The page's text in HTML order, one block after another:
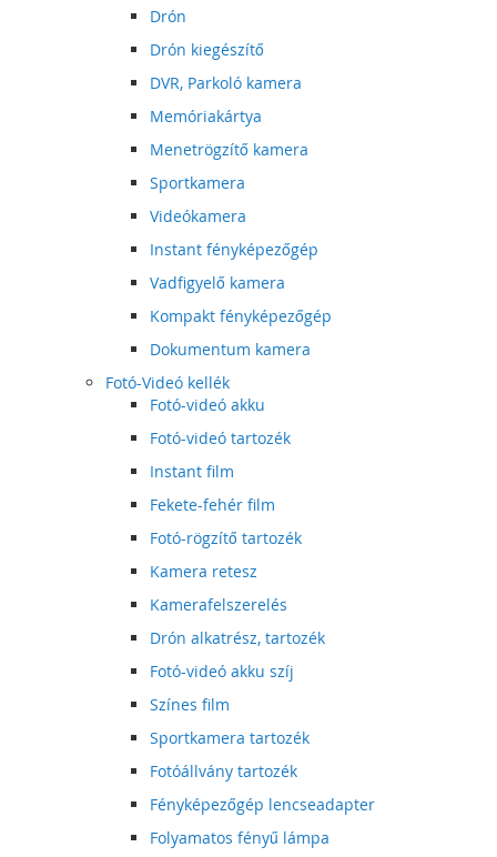
Drón
Drón kiegészítő
DVR, Parkoló kamera
Memóriakártya
Menetrögzítő kamera
Sportkamera
Videókamera
Instant fényképezőgép
Vadfigyelő kamera
Kompakt fényképezőgép
Dokumentum kamera
Fotó-Videó kellék
Fotó-videó akku
Fotó-videó tartozék
Instant film
Fekete-fehér film
Fotó-rögzítő tartozék
Kamera retesz
Kamerafelszerelés
Drón alkatrész, tartozék
Fotó-videó akku szíj
Színes film
Sportkamera tartozék
Fotóállvány tartozék
Fényképezőgép lencseadapter
Folyamatos fényű lámpa